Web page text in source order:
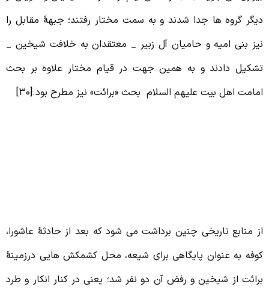
گروه ها جدا شدند و به سمت مختار رفتند؛ جبهۀ مقابل را
بنی امیه و حامیان آل زبیر _ معتقدان به خلافت شیخین _
دادند و به همین جهت در قیام مختار علاوه بر بحث
اهل بیت علیهم السلام بحث «برائت» نیز مطرح بود.[30]
منابع تاریخی چنین برداشت می شود که بعد از حادثۀ عاشورا،
به عنوان پایگاهی برای شیعه، محل کشمکش هایی درزمینۀ
از شیخین و رفض آن دو نفر شد؛ یعنی در کنار انکار و طرد